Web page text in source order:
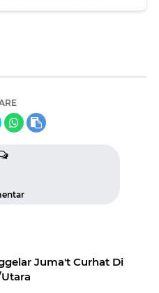
Juma't Curhat Di